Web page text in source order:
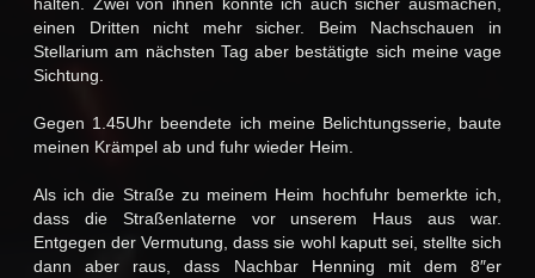
halten. Zwei von ihnen konnte ich auch sicher ausmachen,
einen Dritten nicht mehr sicher. Beim Nachschauen in
Stellarium am nächsten Tag aber bestätigte sich meine vage
Sichtung.
Gegen 1.45Uhr beendete ich meine Belichtungsserie, baute
meinen Krämpel ab und fuhr wieder Heim.
Als ich die Straße zu meinem Heim hochfuhr bemerkte ich,
dass die Straßenlaterne vor unserem Haus aus war.
Entgegen der Vermutung, dass sie wohl kaputt sei, stellte sich
dann aber raus, dass Nachbar Henning mit dem 8″er